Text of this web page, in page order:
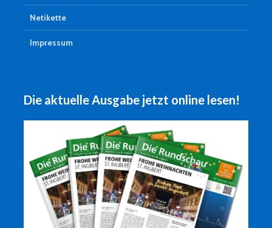
Netikette
Impressum
Die aktuelle Ausgabe jetzt online lesen!